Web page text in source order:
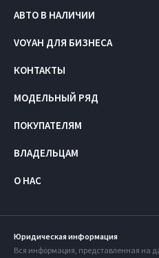
АВТО В НАЛИЧИИ
VOYAH ДЛЯ БИЗНЕСА
КОНТАКТЫ
МОДЕЛЬНЫЙ РЯД
ПОКУПАТЕЛЯМ
ВЛАДЕЛЬЦАМ
О НАС
Юридическая информация
Вся информация, представленная на